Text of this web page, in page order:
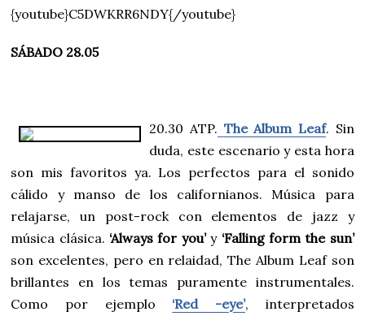
{youtube}C5DWKRR6NDY{/youtube}
SÁBADO 28.05
20.30 ATP. The Album Leaf. Sin
duda, este escenario y esta hora
son mis favoritos ya. Los perfectos para el sonido
cálido y manso de los californianos. Música para
relajarse, un post-rock con elementos de jazz y
música clásica. ‘Always for you’y ‘Falling form the sun’
son excelentes, pero en relaidad, The Album Leaf son
brillantes en los temas puramente instrumentales.
Como por ejemplo ‘Red -eye’, interpretados